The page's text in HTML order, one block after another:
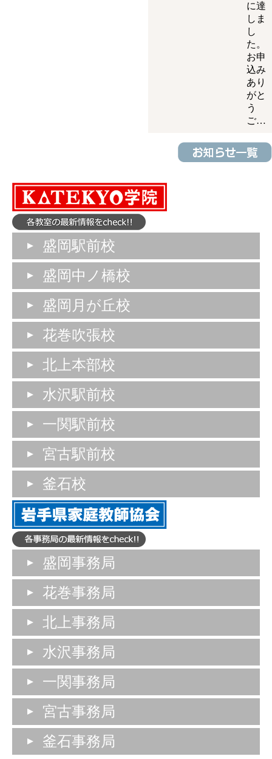
に達
しま
し
た。
お申
込み
あり
がと
う
ご…
盛岡駅前校
盛岡中ノ橋校
盛岡月が丘校
花巻吹張校
北上本部校
水沢駅前校
一関駅前校
宮古駅前校
釜石校
盛岡事務局
花巻事務局
北上事務局
水沢事務局
一関事務局
宮古事務局
釜石事務局